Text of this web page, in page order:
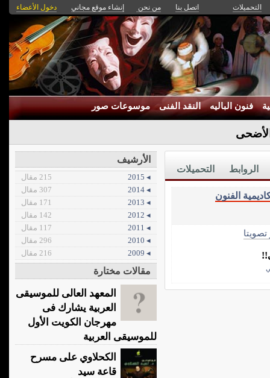
التحميلات اتصل بنا من نحن إنشاء موقع مجاني دخول الأعضاء
فنون الباليه النقد الفنى موسوعات صور
التحميلات الروابط
الفنون
تصويتا
الأرشيف
◂ 2015
215 مقال
◂ 2014
307 مقال
◂ 2013
171 مقال
◂ 2012
142 مقال
◂ 2011
117 مقال
◂ 2010
296 مقال
◂ 2009
216 مقال
مقالات مختارة
المعهد العالى للموسيقى
العربية يشارك فى
مهرجان الكويت الأول
للموسيقى العربية
الكحلاوي على مسرح
قاعة سيد